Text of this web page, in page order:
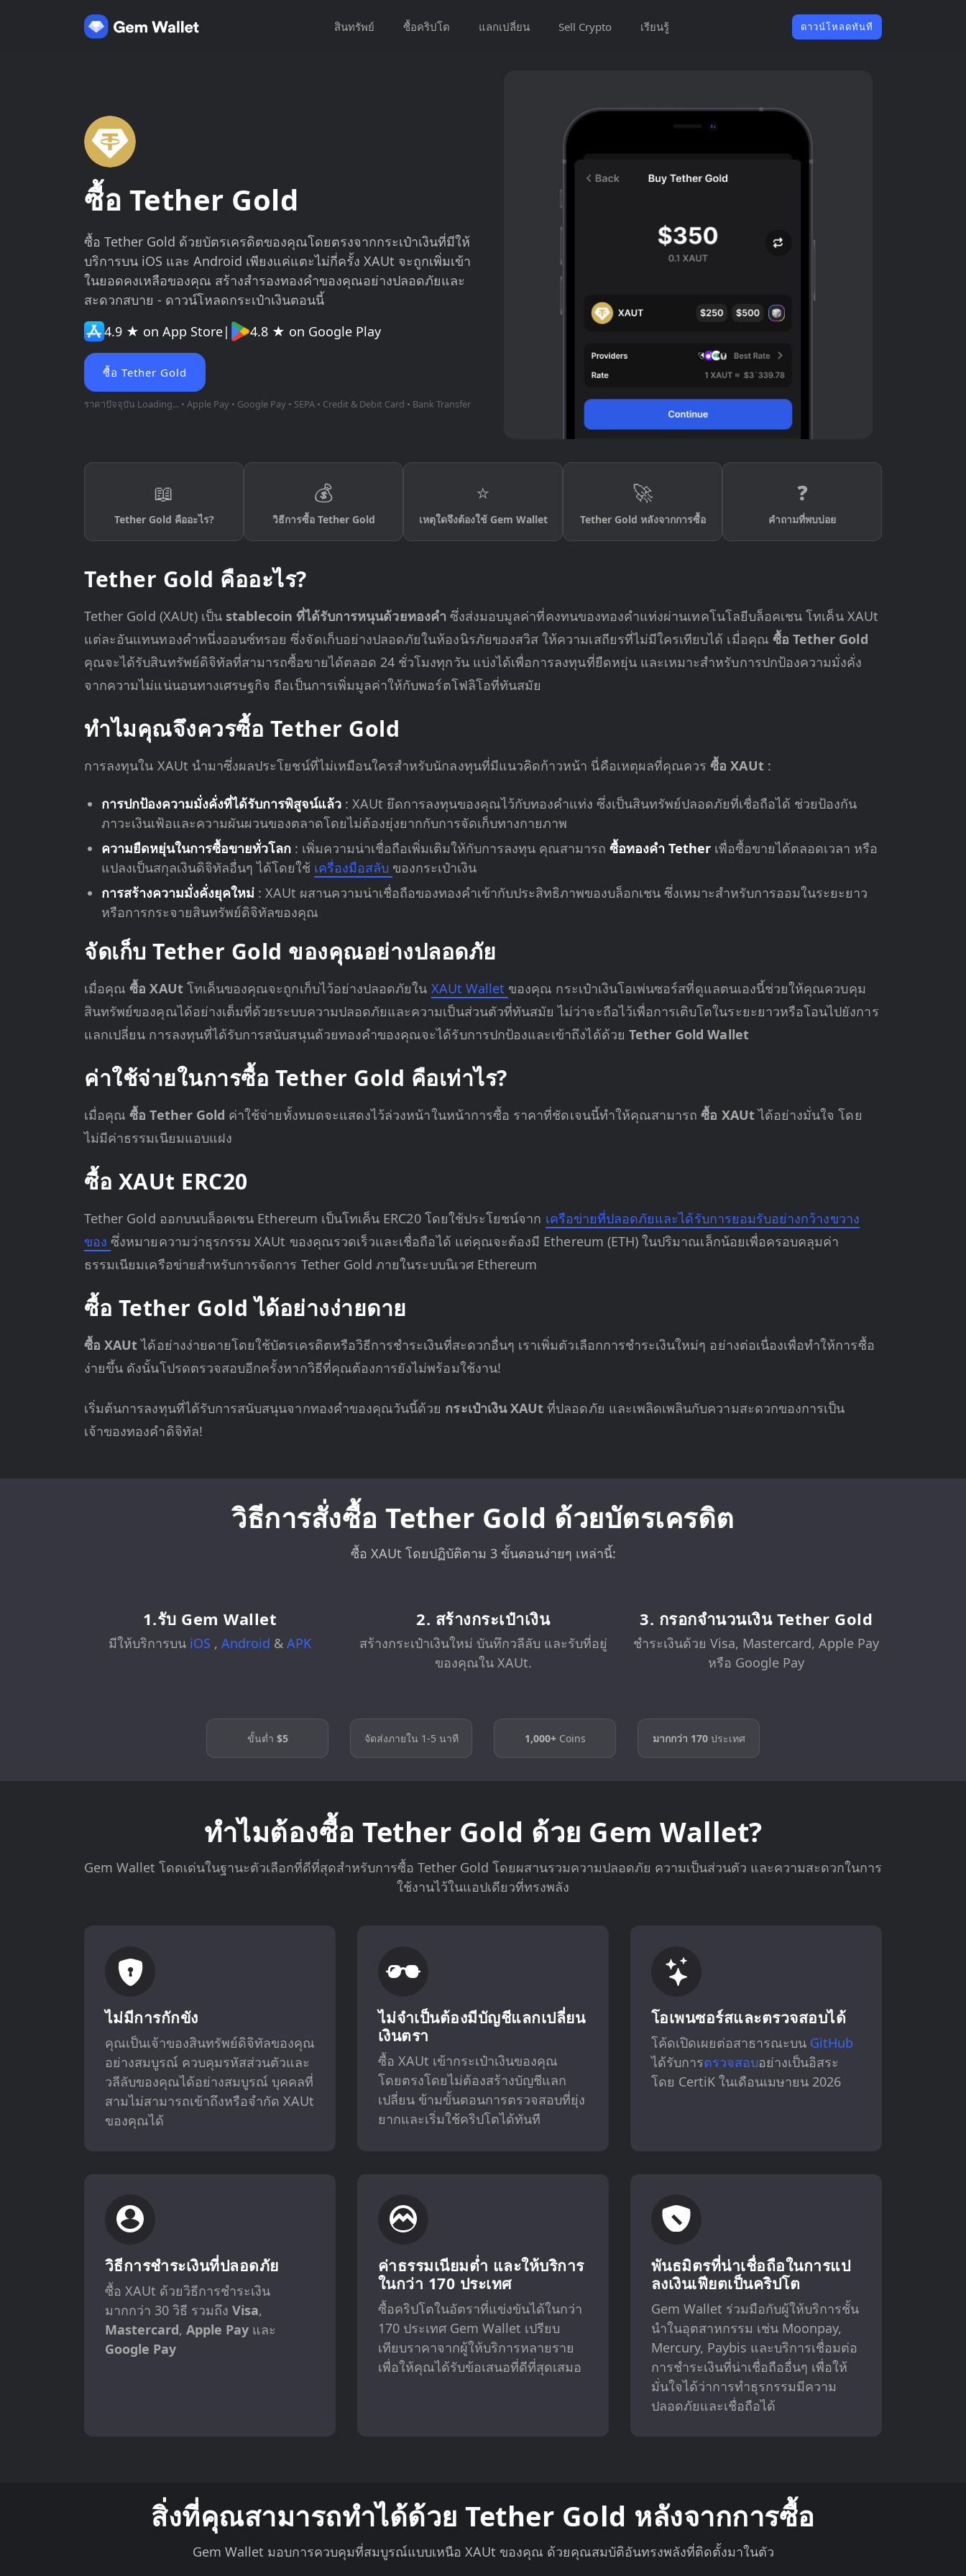
สินทรัพย์ ซื้อคริปโต แลกเปลี่ยน Sell Crypto เรียนรู้ ดาวน์โหลดทันที
ซื้อ Tether Gold
ซื้อ Tether Gold ด้วยบัตรเครดิตของคุณโดยตรงจากกระเป๋าเงินที่มีให้
บริการบน iOS และ Android เพียงแค่แตะไม่กี่ครั้ง XAUt จะถูกเพิ่มเข้า
ในยอดคงเหลือของคุณ สร้างสำรองทองคำของคุณอย่างปลอดภัยและ
สะดวกสบาย - ดาวน์โหลดกระเป๋าเงินตอนนี้
4.9 ★ on App Store| 4.8 ★ on Google Play
ซื้อ Tether Gold
ราคาปัจจุบัน Loading... • Apple Pay • Google Pay • SEPA • Credit & Debit Card • Bank Transfer
📖
Tether Gold คืออะไร?
💰
วิธีการซื้อ Tether Gold
⭐
เหตุใดจึงต้องใช้ Gem Wallet
🚀
Tether Gold หลังจากการซื้อ
❓
คำถามที่พบบ่อย
Tether Gold คืออะไร?
Tether Gold (XAUt) เป็น stablecoin ที่ได้รับการหนุนด้วยทองคำ ซึ่งส่งมอบมูลค่าที่คงทนของทองคำแท่งผ่านเทคโนโลยีบล็อคเชน โทเค็น XAUt
แต่ละอันแทนทองคำหนึ่งออนซ์ทรอย ซึ่งจัดเก็บอย่างปลอดภัยในห้องนิรภัยของสวิส ให้ความเสถียรที่ไม่มีใครเทียบได้ เมื่อคุณ ซื้อ Tether Gold
คุณจะได้รับสินทรัพย์ดิจิทัลที่สามารถซื้อขายได้ตลอด 24 ชั่วโมงทุกวัน แบ่งได้เพื่อการลงทุนที่ยืดหยุ่น และเหมาะสำหรับการปกป้องความมั่งคั่ง
จากความไม่แน่นอนทางเศรษฐกิจ ถือเป็นการเพิ่มมูลค่าให้กับพอร์ตโฟลิโอที่ทันสมัย
ทำไมคุณจึงควรซื้อ Tether Gold
การลงทุนใน XAUt นำมาซึ่งผลประโยชน์ที่ไม่เหมือนใครสำหรับนักลงทุนที่มีแนวคิดก้าวหน้า นี่คือเหตุผลที่คุณควรซื้อ XAUt :
การปกป้องความมั่งคั่งที่ได้รับการพิสูจน์แล้ว : XAUt ยึดการลงทุนของคุณไว้กับทองคำแท่ง ซึ่งเป็นสินทรัพย์ปลอดภัยที่เชื่อถือได้ ช่วยป้องกัน
ภาวะเงินเฟ้อและความผันผวนของตลาดโดยไม่ต้องยุ่งยากกับการจัดเก็บทางกายภาพ
ความยืดหยุ่นในการซื้อขายทั่วโลก : เพิ่มความน่าเชื่อถือเพิ่มเติมให้กับการลงทุน คุณสามารถ ซื้อทองคำ Tether เพื่อซื้อขายได้ตลอดเวลา หรือ
แปลงเป็นสกุลเงินดิจิทัลอื่นๆ ได้โดยใช้ เครื่องมือสลับ ของกระเป๋าเงิน
การสร้างความมั่งคั่งยุคใหม่ : XAUt ผสานความน่าเชื่อถือของทองคำเข้ากับประสิทธิภาพของบล็อกเชน ซึ่งเหมาะสำหรับการออมในระยะยาว
หรือการกระจายสินทรัพย์ดิจิทัลของคุณ
จัดเก็บ Tether Gold ของคุณอย่างปลอดภัย
เมื่อคุณซื้อ XAUt โทเค็นของคุณจะถูกเก็บไว้อย่างปลอดภัยใน XAUt Wallet ของคุณ กระเป๋าเงินโอเพ่นซอร์สที่ดูแลตนเองนี้ช่วยให้คุณควบคุม
สินทรัพย์ของคุณได้อย่างเต็มที่ด้วยระบบความปลอดภัยและความเป็นส่วนตัวที่ทันสมัย ไม่ว่าจะถือไว้เพื่อการเติบโตในระยะยาวหรือโอนไปยังการ
แลกเปลี่ยน การลงทุนที่ได้รับการสนับสนุนด้วยทองคำของคุณจะได้รับการปกป้องและเข้าถึงได้ด้วย Tether Gold Wallet
ค่าใช้จ่ายในการซื้อ Tether Gold คือเท่าไร?
เมื่อคุณซื้อ Tether Gold ค่าใช้จ่ายทั้งหมดจะแสดงไว้ล่วงหน้าในหน้าการซื้อ ราคาที่ชัดเจนนี้ทำให้คุณสามารถซื้อ XAUtได้อย่างมั่นใจ โดย
ไม่มีค่าธรรมเนียมแอบแฝง
ซื้อ XAUt ERC20
Tether Gold ออกบนบล็อคเชน Ethereum เป็นโทเค็น ERC20 โดยใช้ประโยชน์จาก เครือข่ายที่ปลอดภัยและได้รับการยอมรับอย่างกว้างขวาง
ของซึ่งหมายความว่าธุรกรรม XAUt ของคุณรวดเร็วและเชื่อถือได้ แต่คุณจะต้องมี Ethereum (ETH) ในปริมาณเล็กน้อยเพื่อครอบคลุมค่า
ธรรมเนียมเครือข่ายสำหรับการจัดการ Tether Gold ภายในระบบนิเวศ Ethereum
ซื้อ Tether Gold ได้อย่างง่ายดาย
ซื้อ XAUtได้อย่างง่ายดายโดยใช้บัตรเครดิตหรือวิธีการชำระเงินที่สะดวกอื่นๆ เราเพิ่มตัวเลือกการชำระเงินใหม่ๆ อย่างต่อเนื่องเพื่อทำให้การซื้อ
ง่ายขึ้น ดังนั้นโปรดตรวจสอบอีกครั้งหากวิธีที่คุณต้องการยังไม่พร้อมใช้งาน!
เริ่มต้นการลงทุนที่ได้รับการสนับสนุนจากทองคำของคุณวันนี้ด้วย กระเป๋าเงิน XAUtที่ปลอดภัย และเพลิดเพลินกับความสะดวกของการเป็น
เจ้าของทองคำดิจิทัล!
วิธีการสั่งซื้อ Tether Gold ด้วยบัตรเครดิต
ซื้อ XAUt โดยปฏิบัติตาม 3 ขั้นตอนง่ายๆ เหล่านี้:
1.รับ Gem Wallet
มีให้บริการบน iOS , Android & APK
2. สร้างกระเป๋าเงิน
สร้างกระเป๋าเงินใหม่ บันทึกวลีลับ และรับที่อยู่
ของคุณใน XAUt.
3. กรอกจำนวนเงิน Tether Gold
ชำระเงินด้วย Visa, Mastercard, Apple Pay
หรือ Google Pay
ขั้นต่ำ $5 จัดส่งภายใน 1-5 นาที 1,000+Coins มากกว่า 170ประเทศ
ทำไมต้องซื้อ Tether Gold ด้วย Gem Wallet?
Gem Wallet โดดเด่นในฐานะตัวเลือกที่ดีที่สุดสำหรับการซื้อ Tether Gold โดยผสานรวมความปลอดภัย ความเป็นส่วนตัว และความสะดวกในการ
ใช้งานไว้ในแอปเดียวที่ทรงพลัง
ไม่มีการกักขัง
คุณเป็นเจ้าของสินทรัพย์ดิจิทัลของคุณ
อย่างสมบูรณ์ ควบคุมรหัสส่วนตัวและ
วลีลับของคุณได้อย่างสมบูรณ์ บุคคลที่
สามไม่สามารถเข้าถึงหรือจำกัด XAUt
ของคุณได้
ไม่จำเป็นต้องมีบัญชีแลกเปลี่ยน
เงินตรา
ซื้อ XAUt เข้ากระเป๋าเงินของคุณ
โดยตรงโดยไม่ต้องสร้างบัญชีแลก
เปลี่ยน ข้ามขั้นตอนการตรวจสอบที่ยุ่ง
ยากและเริ่มใช้คริปโตได้ทันที
โอเพนซอร์สและตรวจสอบได้
โค้ดเปิดเผยต่อสาธารณะบน GitHub
ได้รับการตรวจสอบอย่างเป็นอิสระ
โดย CertiK ในเดือนเมษายน 2026
วิธีการชำระเงินที่ปลอดภัย
ซื้อ XAUt ด้วยวิธีการชำระเงิน
มากกว่า 30 วิธี รวมถึง Visa,
Mastercard, Apple Payและ
Google Pay
ค่าธรรมเนียมต่ำ และให้บริการ
ในกว่า 170 ประเทศ
ซื้อคริปโตในอัตราที่แข่งขันได้ในกว่า
170 ประเทศ Gem Wallet เปรียบ
เทียบราคาจากผู้ให้บริการหลายราย
เพื่อให้คุณได้รับข้อเสนอที่ดีที่สุดเสมอ
พันธมิตรที่น่าเชื่อถือในการแป
ลงเงินเฟียตเป็นคริปโต
Gem Wallet ร่วมมือกับผู้ให้บริการชั้น
นำในอุตสาหกรรม เช่น Moonpay,
Mercury, Paybis และบริการเชื่อมต่อ
การชำระเงินที่น่าเชื่อถืออื่นๆ เพื่อให้
มั่นใจได้ว่าการทำธุรกรรมมีความ
ปลอดภัยและเชื่อถือได้
สิ่งที่คุณสามารถทำได้ด้วย Tether Gold หลังจากการซื้อ
Gem Wallet มอบการควบคุมที่สมบูรณ์แบบเหนือ XAUt ของคุณ ด้วยคุณสมบัติอันทรงพลังที่ติดตั้งมาในตัว